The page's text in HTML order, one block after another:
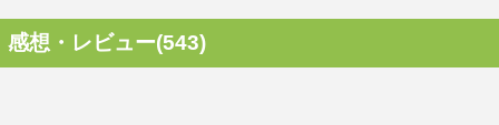
感想・レビュー(543)